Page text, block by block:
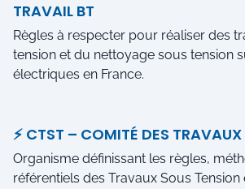
TRAVAIL BT
Règles à respecter pour réaliser des
tension et du nettoyage sous tension
électriques en France.
⚡ CTST – COMITÉ DES
Organisme définissant les règles,
référentiels des Travaux Sous Tension